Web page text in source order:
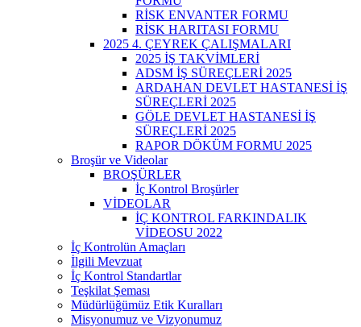
RİSK ENVANTER FORMU
RİSK HARITASI FORMU
2025 4. ÇEYREK ÇALIŞMALARI
2025 İŞ TAKVİMLERİ
ADSM İŞ SÜREÇLERİ 2025
ARDAHAN DEVLET HASTANESİ İŞ
SÜREÇLERİ 2025
GÖLE DEVLET HASTANESİ İŞ
SÜREÇLERİ 2025
RAPOR DÖKÜM FORMU 2025
Broşür ve Videolar
BROŞÜRLER
İç Kontrol Broşürler
VİDEOLAR
İÇ KONTROL FARKINDALIK
VİDEOSU 2022
İç Kontrolün Amaçları
İlgili Mevzuat
İç Kontrol Standartlar
Teşkilat Şeması
Müdürlüğümüz Etik Kuralları
Misyonumuz ve Vizyonumuz